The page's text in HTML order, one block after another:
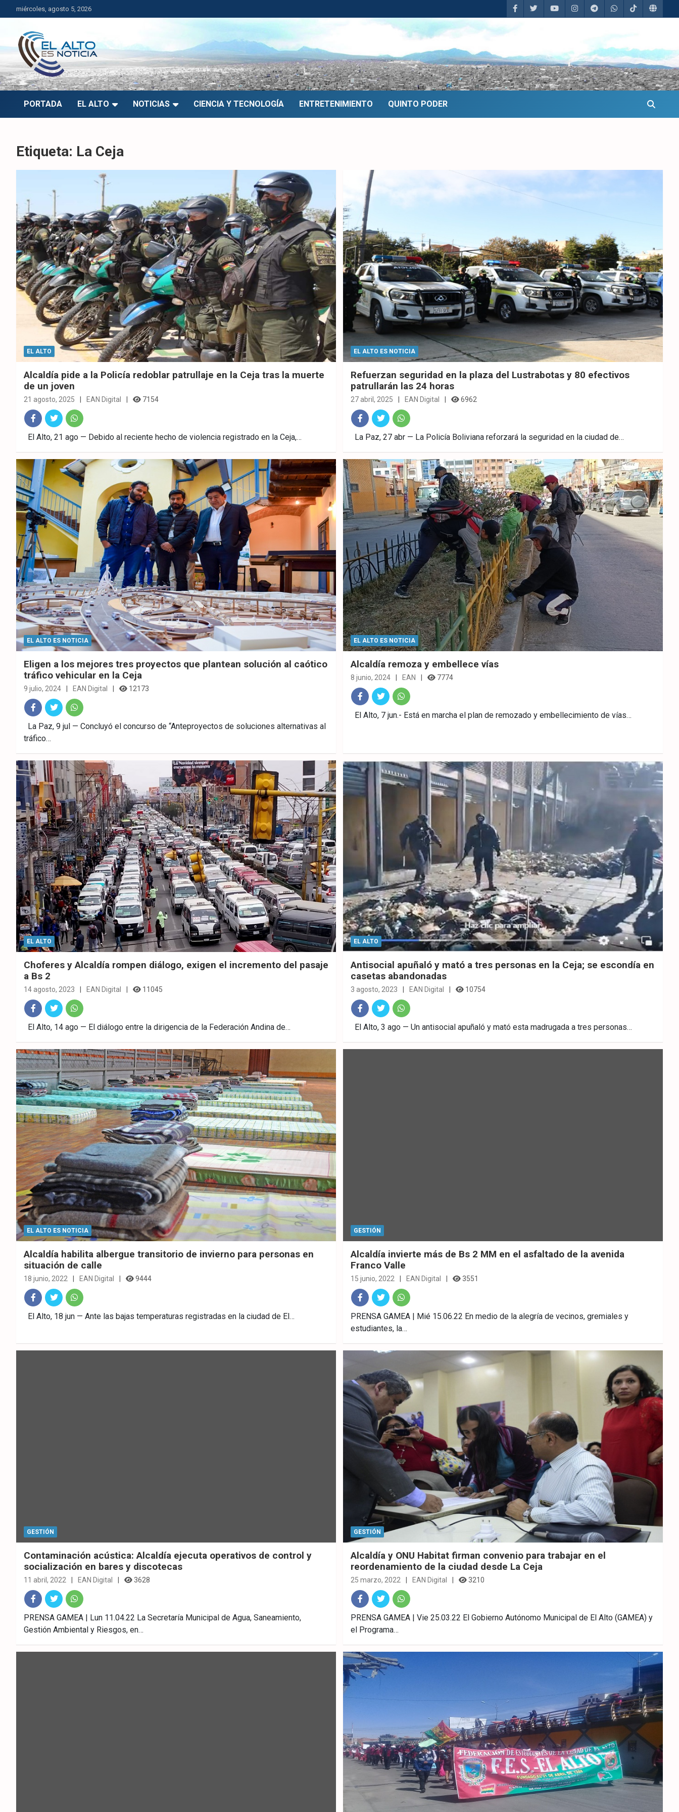
Saltar
al
contenido
miércoles, agosto 5, 2026
El Alto es Noticia
Últimas noticias de El Alto, Bolivia y el mundo.
PORTADA EL ALTO NOTICIAS CIENCIA Y TECNOLOGÍA ENTRETENIMIENTO QUINTO PODER
Etiqueta: La Ceja
EL ALTO
Alcaldía pide a la Policía redoblar patrullaje en la Ceja tras la muerte
de un joven
21 agosto, 2025 EAN Digital 7154
Fac
ebo
ok
Twitt
er
What
sAp
p
El Alto, 21 ago — Debido al reciente hecho de violencia registrado en la Ceja,…
EL ALTO ES NOTICIA
Refuerzan seguridad en la plaza del Lustrabotas y 80 efectivos
patrullarán las 24 horas
27 abril, 2025 EAN Digital 6962
Fac
ebo
ok
Twitt
er
What
sAp
p
La Paz, 27 abr — La Policía Boliviana reforzará la seguridad en la ciudad de…
EL ALTO ES NOTICIA
Eligen a los mejores tres proyectos que plantean solución al caótico
tráfico vehicular en la Ceja
9 julio, 2024 EAN Digital 12173
Fac
ebo
ok
Twitt
er
What
p
La Paz, 9 jul — Concluyó el concurso de “Anteproyectos de soluciones alternativas al
tráfico…
EL ALTO ES NOTICIA
Alcaldía remoza y embellece vías
8 junio, 2024 EAN 7774
Fac
Twitt What
El Alto, 7 jun.- Está en marcha el plan de remozado y embellecimiento de vías…
EL ALTO
Choferes y Alcaldía rompen diálogo, exigen el incremento del pasaje
a Bs 2
14 agosto, 2023 EAN Digital 11045
Fac
ebo
ok
Twitt
er
What
sAp
p
El Alto, 14 ago — El diálogo entre la dirigencia de la Federación Andina de…
EL ALTO
Antisocial apuñaló y mató a tres personas en la Ceja; se escondía en
casetas abandonadas
3 agosto, 2023 EAN Digital 10754
Fac
ebo
Twitt
er
What
sAp
El Alto, 3 ago — Un antisocial apuñaló y mató esta madrugada a tres personas…
EL ALTO ES NOTICIA
Alcaldía habilita albergue transitorio de invierno para personas en
situación de calle
18 junio, 2022 EAN Digital 9444
Fac
ok
Twitt What
p
El Alto, 18 jun — Ante las bajas temperaturas registradas en la ciudad de El…
GESTIÓN
Alcaldía invierte más de Bs 2 MM en el asfaltado de la avenida
Franco Valle
15 junio, 2022 EAN Digital 3551
Fac
ebo
ok
Twitt
er
What
sAp
p
PRENSA GAMEA | Mié 15.06.22 En medio de la alegría de vecinos, gremiales y
estudiantes, la…
GESTIÓN
Contaminación acústica: Alcaldía ejecuta operativos de control y
socialización en bares y discotecas
11 abril, 2022 EAN Digital 3628
Fac
ebo
ok
Twitt
er
What
sAp
p
PRENSA GAMEA | Lun 11.04.22 La Secretaría Municipal de Agua, Saneamiento,
Gestión Ambiental y Riesgos, en…
GESTIÓN
Alcaldía y ONU Habitat firman convenio para trabajar en el
reordenamiento de la ciudad desde La Ceja
25 marzo, 2022 EAN Digital 3210
Fac
ebo
ok
Twitt
er
What
sAp
p
PRENSA GAMEA | Vie 25.03.22 El Gobierno Autónomo Municipal de El Alto (GAMEA) y
el Programa…